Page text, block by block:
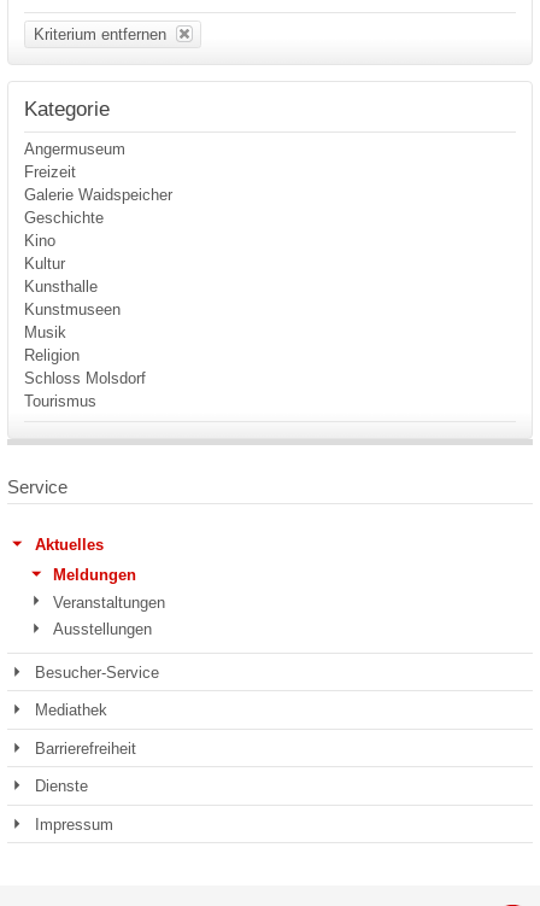
Kriterium entfernen
Kategorie
Angermuseum
Freizeit
Galerie Waidspeicher
Geschichte
Kino
Kultur
Kunsthalle
Kunstmuseen
Musik
Religion
Schloss Molsdorf
Tourismus
Service
Aktuelles
Meldungen
Veranstaltungen
Ausstellungen
Besucher-Service
Mediathek
Barrierefreiheit
Dienste
Impressum